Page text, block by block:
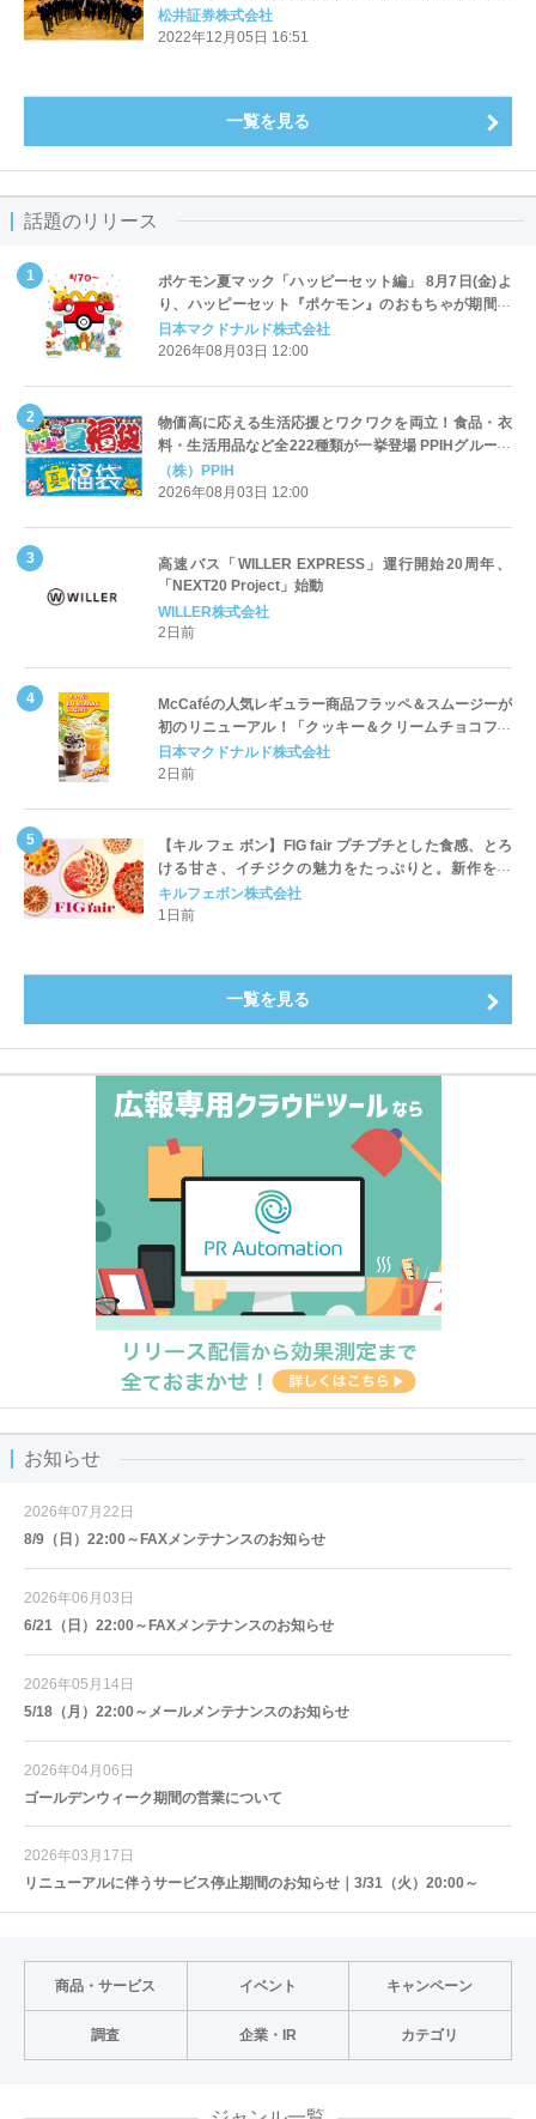
主催 『資産運用！学べるラブリー』：特別出張授業～
金融教育編～
松井証券株式会社
2022年12月05日 16:51
一覧を見る
話題のリリース
ポケモン夏マック「ハッピーセット編」 8月7日(金)よ
り、ハッピーセット『ポケモン』のおもちゃが期間限
定登場
日本マクドナルド株式会社
2026年08月03日 12:00
物価高に応える生活応援とワクワクを両立！食品・衣
料・生活用品など全222種類が一挙登場 PPIHグループ
「夏福袋」＆セール 8月6日(木)より順次スタート
（株）PPIH
2026年08月03日 12:00
高速バス「WILLER EXPRESS」運行開始20周年、
「NEXT20 Project」始動
WILLER株式会社
2日前
McCaféの人気レギュラー商品フラッペ＆スムージーが
初のリニューアル！「クッキー＆クリームチョコフラ
ッペ」「マンゴースムージー」8月5日（水）から販売
開始
日本マクドナルド株式会社
2日前
【キル フェ ボン】FIG fair プチプチとした食感、とろ
ける甘さ、イチジクの魅力をたっぷりと。新作を含
め、イチジク尽くしの全4種が登場8月20日（木）スタ
ート
キルフェボン株式会社
1日前
一覧を見る
お知らせ
2026年07月22日
8/9（日）22:00～FAXメンテナンスのお知らせ
2026年06月03日
6/21（日）22:00～FAXメンテナンスのお知らせ
2026年05月14日
5/18（月）22:00～メールメンテナンスのお知らせ
2026年04月06日
ゴールデンウィーク期間の営業について
2026年03月17日
リニューアルに伴うサービス停止期間のお知らせ｜3/31（火）20:00～
商品・サービス イベント キャンペーン
調査 企業・IR カテゴリ